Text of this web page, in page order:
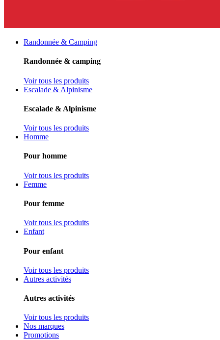
Randonnée & Camping
Randonnée & camping
Voir tous les produits
Escalade & Alpinisme
Escalade & Alpinisme
Voir tous les produits
Homme
Pour homme
Voir tous les produits
Femme
Pour femme
Voir tous les produits
Enfant
Pour enfant
Voir tous les produits
Autres activités
Autres activités
Voir tous les produits
Nos marques
Promotions